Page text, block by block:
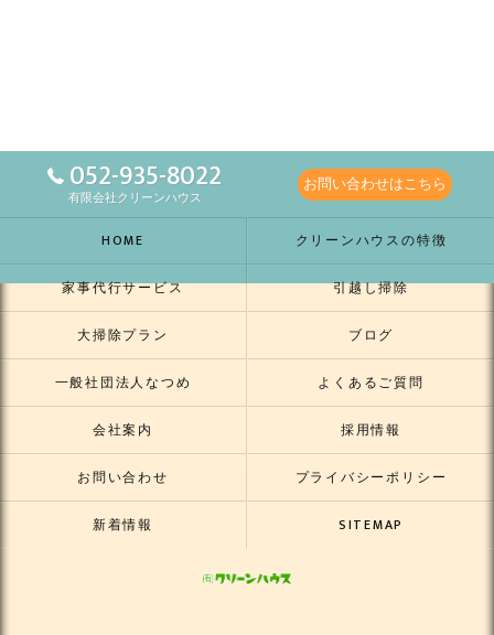
052-935-8022
有限会社クリーンハウス
お問い合わせはこちら
HOME クリーンハウスの特徴
家事代行サービス 引越し掃除
大掃除プラン ブログ
一般社団法人なつめ よくあるご質問
会社案内 採用情報
お問い合わせ プライバシーポリシー
新着情報 SITEMAP